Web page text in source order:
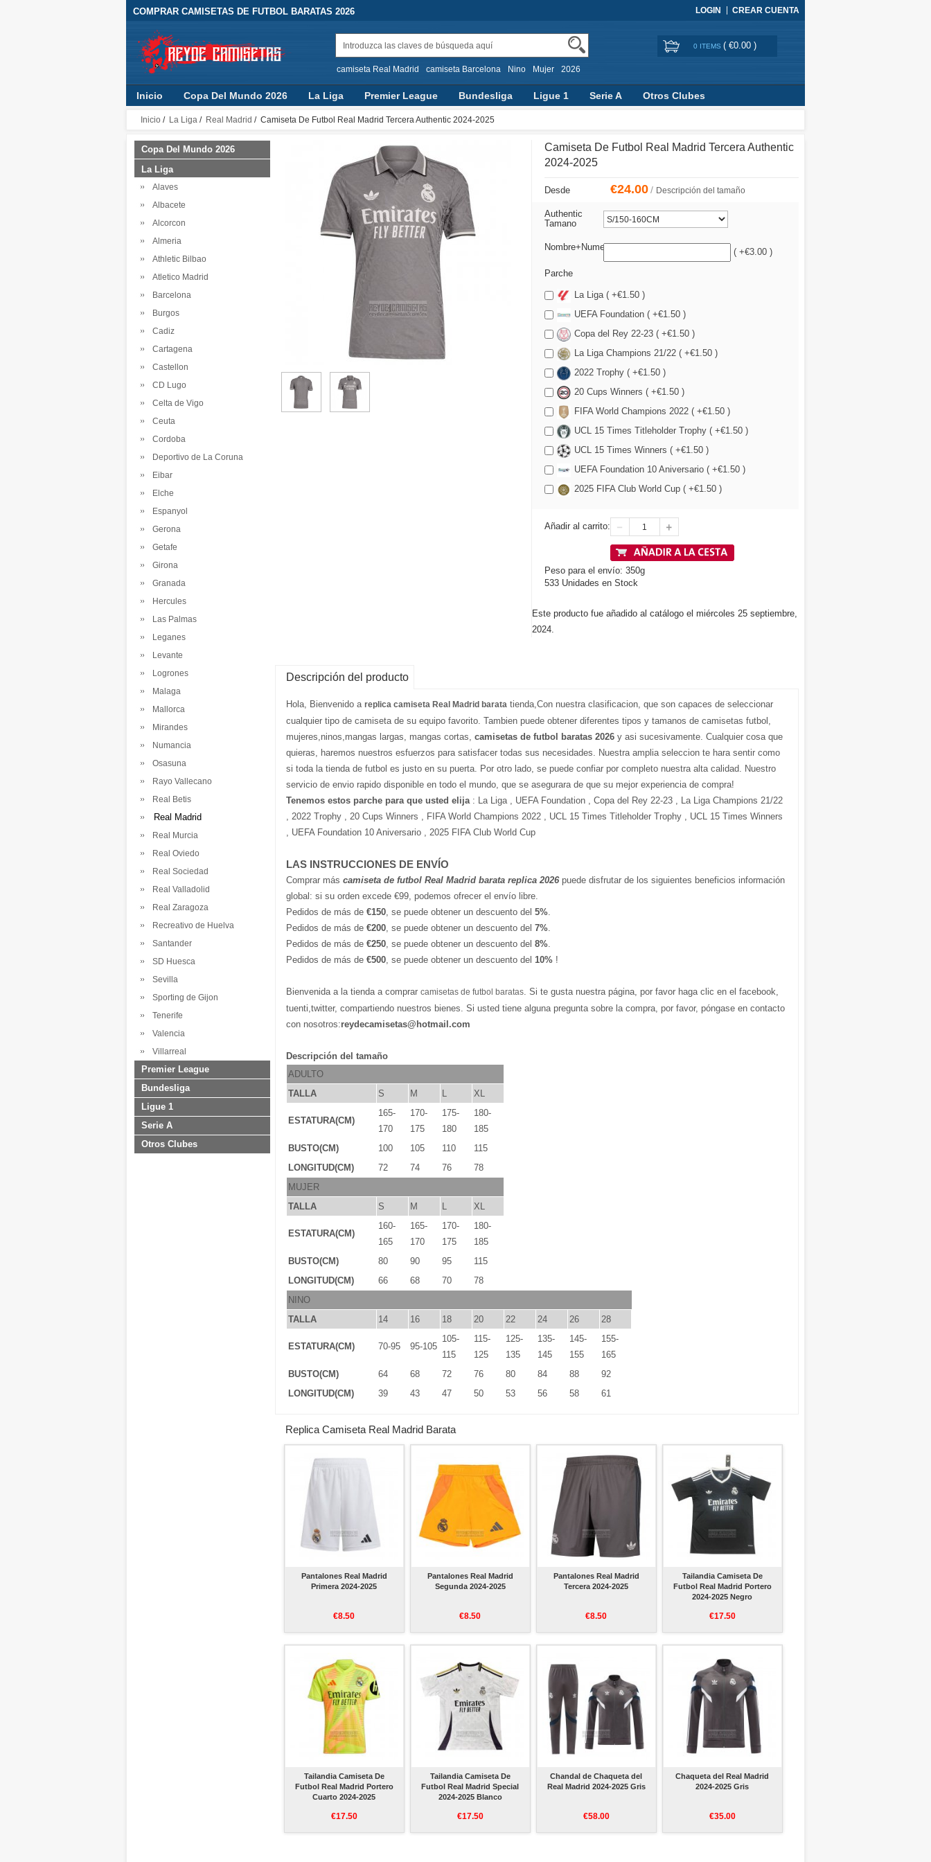
COMPRAR CAMISETAS DE FUTBOL BARATAS 2026 LOGIN CREAR CUENTA
camiseta Real Madrid camiseta Barcelona Nino Mujer 2026
0 ITEMS ( €0.00 )
Inicio Copa Del Mundo 2026 La Liga Premier League Bundesliga Ligue 1 Serie A Otros Clubes
Inicio / La Liga / Real Madrid / Camiseta De Futbol Real Madrid Tercera Authentic 2024-2025
Copa Del Mundo 2026
La Liga
Alaves
Albacete
Alcorcon
Almeria
Athletic Bilbao
Atletico Madrid
Barcelona
Burgos
Cadiz
Cartagena
Castellon
CD Lugo
Celta de Vigo
Ceuta
Cordoba
Deportivo de La Coruna
Eibar
Elche
Espanyol
Gerona
Getafe
Girona
Granada
Hercules
Las Palmas
Leganes
Levante
Logrones
Malaga
Mallorca
Mirandes
Numancia
Osasuna
Rayo Vallecano
Real Betis
Real Madrid
Real Murcia
Real Oviedo
Real Sociedad
Real Valladolid
Real Zaragoza
Recreativo de Huelva
Santander
SD Huesca
Sevilla
Sporting de Gijon
Tenerife
Valencia
Villarreal
Premier League
Bundesliga
Ligue 1
Serie A
Otros Clubes
Camiseta De Futbol Real Madrid Tercera Authentic
2024-2025
Desde €24.00/ Descripción del tamaño
Authentic
Tamano
Nombre+Numero ( +€3.00 )
Parche
La Liga ( +€1.50 )
UEFA Foundation ( +€1.50 )
Copa del Rey 22-23 ( +€1.50 )
La Liga Champions 21/22 ( +€1.50 )
2022 Trophy ( +€1.50 )
20 Cups Winners ( +€1.50 )
FIFA World Champions 2022 ( +€1.50 )
UCL 15 Times Titleholder Trophy ( +€1.50 )
UCL 15 Times Winners ( +€1.50 )
UEFA Foundation 10 Aniversario ( +€1.50 )
2025 FIFA Club World Cup ( +€1.50 )
Añadir al carrito:
Peso para el envío: 350g
533 Unidades en Stock
Este producto fue añadido al catálogo el miércoles 25 septiembre,
2024.
Descripción del producto
Hola, Bienvenido a replica camiseta Real Madrid barata tienda,Con nuestra clasificacion, que son capaces de seleccionar
cualquier tipo de camiseta de su equipo favorito. Tambien puede obtener diferentes tipos y tamanos de camisetas futbol,
mujeres,ninos,mangas largas, mangas cortas, camisetas de futbol baratas 2026 y asi sucesivamente. Cualquier cosa que
quieras, haremos nuestros esfuerzos para satisfacer todas sus necesidades. Nuestra amplia seleccion te hara sentir como
si toda la tienda de futbol es justo en su puerta. Por otro lado, se puede confiar por completo nuestra alta calidad. Nuestro
servicio de envio rapido disponible en todo el mundo, que se asegurara de que su mejor experiencia de compra!
Tenemos estos parche para que usted elija : La Liga , UEFA Foundation , Copa del Rey 22-23 , La Liga Champions 21/22
, 2022 Trophy , 20 Cups Winners , FIFA World Champions 2022 , UCL 15 Times Titleholder Trophy , UCL 15 Times Winners
, UEFA Foundation 10 Aniversario , 2025 FIFA Club World Cup
LAS INSTRUCCIONES DE ENVÍO
Comprar más camiseta de futbol Real Madrid barata replica 2026 puede disfrutar de los siguientes beneficios información
global: si su orden excede €99, podemos ofrecer el envío libre.
Pedidos de más de €150 , se puede obtener un descuento del 5%
Pedidos de más de €200 , se puede obtener un descuento del 7%
Pedidos de más de €250 , se puede obtener un descuento del 8%
Pedidos de más de €500 , se puede obtener un descuento del 10% !
Bienvenida a la tienda a comprar camisetas de futbol baratas . Si te gusta nuestra página, por favor haga clic en el facebook,
tuenti,twitter, compartiendo nuestros bienes. Si usted tiene alguna pregunta sobre la compra, por favor, póngase en contacto
con nosotros:reydecamisetas@hotmail.com
Descripción del tamaño
ADULTO
TALLA
S M L XL
ESTATURA(CM)
165-
170
170-
175
175-
180
180-
185
BUSTO(CM)
100 105 110
115
LONGITUD(CM)
72 74 76
78
MUJER
TALLA
S M L XL
ESTATURA(CM)
160-
165
165-
170
170-
175
180-
185
BUSTO(CM)
80 90 95
115
LONGITUD(CM)
66 68 70
78
NINO
TALLA
14 16 18 20 22 24 26 28
ESTATURA(CM) 70-95 95-105
105-
115
115-
125
125-
135
135-
145
145-
155
155-
165
BUSTO(CM)
64 68 72 76 80 84 88
92
LONGITUD(CM)
39 43 47 50 53 56 58 61
Replica Camiseta Real Madrid Barata
Pantalones Real Madrid
Primera 2024-2025
€8.50
Pantalones Real Madrid
Segunda 2024-2025
€8.50
Pantalones Real Madrid
Tercera 2024-2025
€8.50
Tailandia Camiseta De
Futbol Real Madrid Portero
2024-2025 Negro
€17.50
Tailandia Camiseta De
Futbol Real Madrid Portero
Cuarto 2024-2025
€17.50
Tailandia Camiseta De
Futbol Real Madrid Special
2024-2025 Blanco
€17.50
Chandal de Chaqueta del
Real Madrid 2024-2025 Gris
€58.00
Chaqueta del Real Madrid
2024-2025 Gris
€35.00